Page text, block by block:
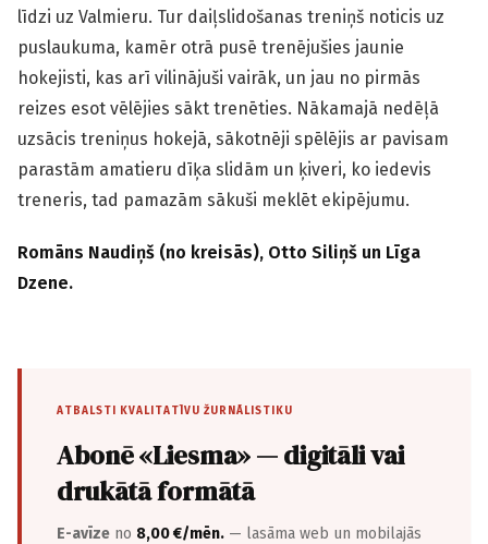
līdzi uz Valmieru. Tur daiļslidošanas treniņš noticis uz
puslaukuma, kamēr otrā pusē trenējušies jaunie
hokejisti, kas arī vilinājuši vairāk, un jau no pirmās
reizes esot vēlējies sākt trenēties. Nākamajā nedēļā
uzsācis treniņus hokejā, sākotnēji spēlējis ar pavisam
parastām amatieru dīķa slidām un ķiveri, ko iedevis
treneris, tad pamazām sākuši meklēt ekipējumu.
Romāns Naudiņš (no kreisās), Otto Siliņš un Līga
Dzene.
ATBALSTI KVALITATĪVU ŽURNĀLISTIKU
Abonē «Liesma» — digitāli vai
drukātā formātā
E-avīze no 8,00 €/mēn. — lasāma web un mobilajās